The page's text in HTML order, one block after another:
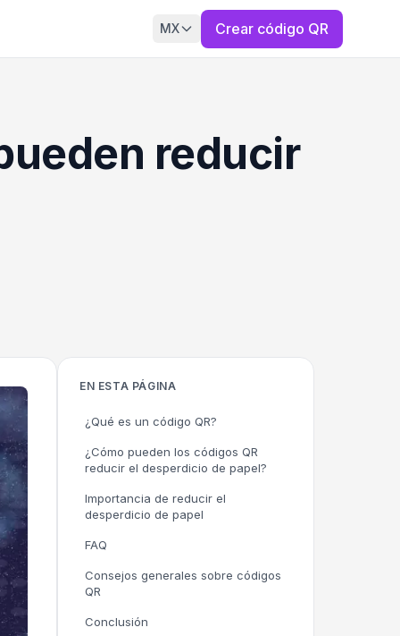
MX Crear código QR
reducir
EN ESTA PÁGINA
¿Qué es un código QR?
¿Cómo pueden los códigos QR
reducir el desperdicio de papel?
Importancia de reducir el
desperdicio de papel
FAQ
Consejos generales sobre códigos
QR
Conclusión